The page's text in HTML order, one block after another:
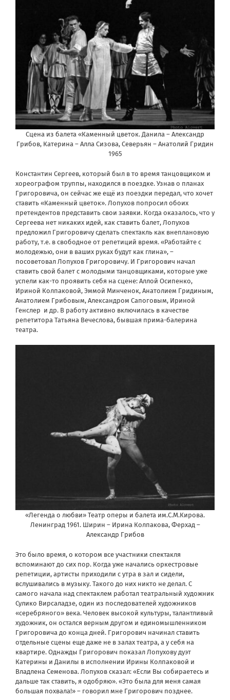
Сцена из балета «Каменный цветок. Данила – Александр
Грибов, Катерина – Алла Сизова, Северьян – Анатолий Гридин
1965
Константин Сергеев, который был в то время танцовщиком и
хореографом труппы, находился в поездке. Узнав о планах
Григоровича, он сейчас же ещё из поездки передал, что хочет
ставить «Каменный цветок». Лопухов попросил обоих
претендентов представить свои заявки. Когда оказалось, что у
Сергеева нет никаких идей, как ставить балет, Лопухов
предложил Григоровичу сделать спектакль как внеплановую
работу, т.е. в свободное от репетиций время. «Работайте с
молодежью, они в ваших руках будут как глина», –
посоветовал Лопухов Григоровичу. И Григорович начал
ставить свой балет с молодыми танцовщиками, которые уже
успели как-то проявить себя на сцене: Аллой Осипенко,
Ириной Колпаковой, Эммой Минченок, Анатолием Гридиным,
Анатолием Грибовым, Александром Сапоговым, Ириной
Генслер и др. В работу активно включилась в качестве
репетитора Татьяна Вечеслова, бывшая прима-балерина
театра.
«Легенда о любви» Театр оперы и балета им.С.М.Кирова.
Ленинград 1961. Ширин – Ирина Колпакова, Ферхад –
Александр Грибов
Это было время, о котором все участники спектакля
вспоминают до сих пор. Когда уже начались оркестровые
репетиции, артисты приходили с утра в зал и сидели,
вслушивались в музыку. Такого до них никто не делал. С
самого начала над спектаклем работал театральный художник
Сулико Вирсаладзе, один из последователей художников
«серебряного» века. Человек высокой культуры, талантливый
художник, он остался верным другом и единомышленником
Григоровича до конца дней. Григорович начинал ставить
отдельные сцены еще даже не в залах театра, а у себя на
квартире. Однажды Григорович показал Лопухову дуэт
Катерины и Данилы в исполнении Ирины Колпаковой и
Владлена Семенова. Лопухов сказал: «Если Вы собираетесь и
дальше так ставить, я одобряю». «Это была для меня самая
большая похвала!» – говорил мне Григорович позднее.